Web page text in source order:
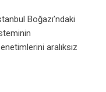
Boğazı’ndaki
aralıksız